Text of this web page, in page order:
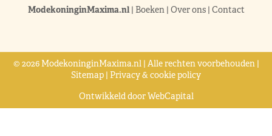
ModekoninginMaxima.nl| Boeken | Over ons| Contact
© 2026 ModekoninginMaxima.nl | Alle rechten voorbehouden |
Sitemap | Privacy & cookie policy
Ontwikkeld doorWebCapital